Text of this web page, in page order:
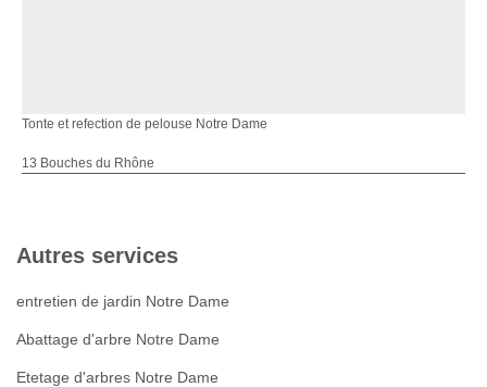
Tonte et refection de pelouse Notre Dame
13 Bouches du Rhône
Autres services
entretien de jardin Notre Dame
Abattage d'arbre Notre Dame
Etetage d'arbres Notre Dame